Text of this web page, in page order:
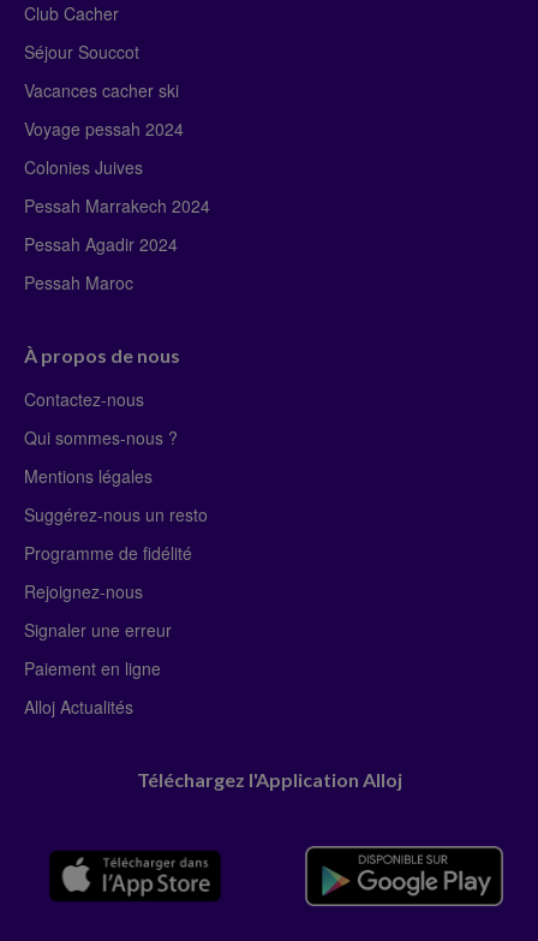
Club Cacher
Séjour Souccot
Vacances cacher ski
Voyage pessah 2024
Colonies Juives
Pessah Marrakech 2024
Pessah Agadir 2024
Pessah Maroc
À propos de nous
Contactez-nous
Qui sommes-nous ?
Mentions légales
Suggérez-nous un resto
Programme de fidélité
Rejoignez-nous
Signaler une erreur
Paiement en ligne
Alloj Actualités
Téléchargez l'Application Alloj